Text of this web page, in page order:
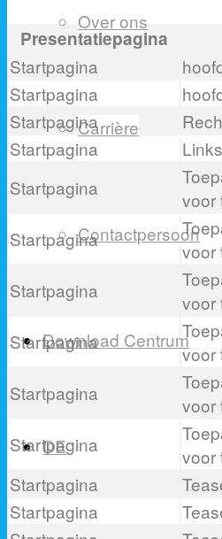
Over ons
Carrière
Contactpersoon
Download Centrum
DE
Presentatiepagina
Startpagina
Startpagina
Startpagina
Startpagina
Startpagina
voor
Startpagina
voor
Startpagina
voor
Startpagina
voor
Startpagina
voor
Startpagina
voor
Startpagina
Startpagina